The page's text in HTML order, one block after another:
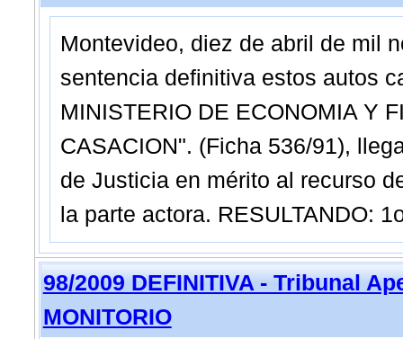
Montevideo, diez de abril de mil
sentencia definitiva estos autos
MINISTERIO DE ECONOMIA Y
CASACION". (Ficha 536/91),
de Justicia en mérito al recurso
la parte actora. RESULTANDO:
98/2009 DEFINITIVA - Tribunal
MONITORIO